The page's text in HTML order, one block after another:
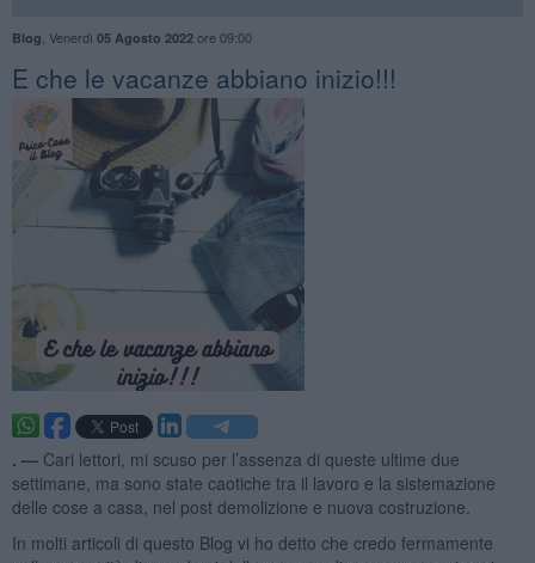
Blog Venerdì 05 Agosto 2022ore 09:00
​E che le vacanze abbiano inizio!!!
. — Cari lettori, mi scuso per l’assenza di queste ultime due
settimane, ma sono state caotiche tra il lavoro e la sistemazione
delle cose a casa, nel post demolizione e nuova costruzione.
In molti articoli di questo Blog vi ho detto che credo fermamente